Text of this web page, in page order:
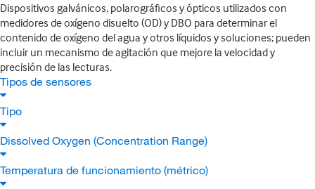
Dispositivos galvánicos, polarográficos y ópticos utilizados con
medidores de oxígeno disuelto (OD) y DBO para determinar el
contenido de oxígeno del agua y otros líquidos y soluciones; pueden
incluir un mecanismo de agitación que mejore la velocidad y
precisión de las lecturas.
Tipos de sensores
Tipo
Dissolved Oxygen (Concentration Range)
Temperatura de funcionamiento (métrico)